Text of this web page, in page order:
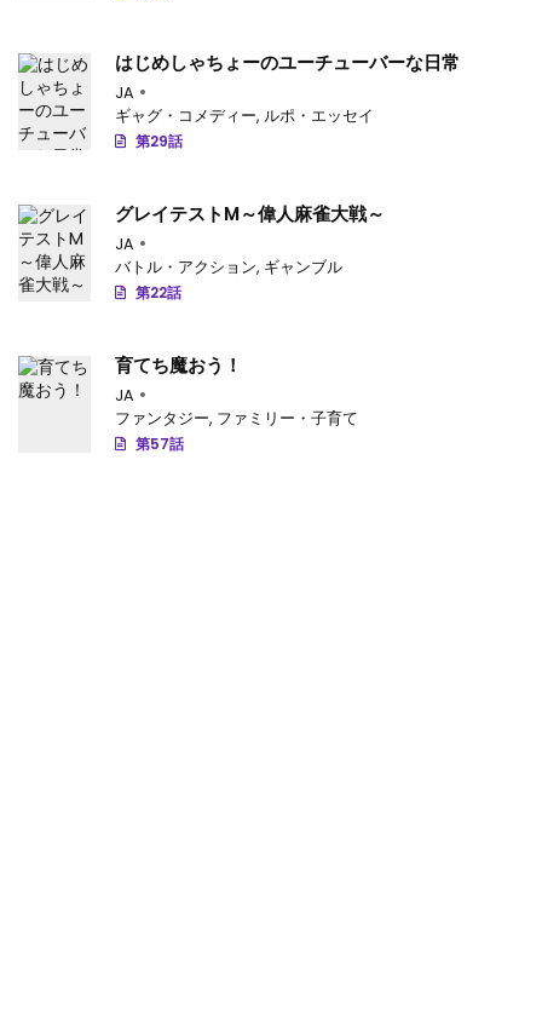
第8話 : 第8話
第7話 : 第7話
第6話 : 第6話
第4話 : 第4話
第3話 : 第3話
第1話 : 第1話
はじめしゃちょーのユーチューバーな日常
JA
ギャグ・コメディー, ルポ・エッセイ
第29話
グレイテストM～偉人麻雀大戦～
JA
バトル・アクション, ギャンブル
第22話
育てち魔おう！
JA
ファンタジー, ファミリー・子育て
第57話